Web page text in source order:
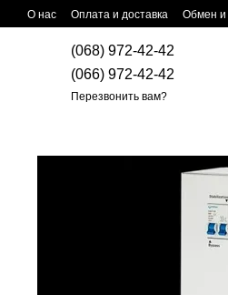
Перейти к основному контенту
О нас Оплата и доставка Обмен и
(068) 972-42-42
(066) 972-42-42
Перезвонить вам?